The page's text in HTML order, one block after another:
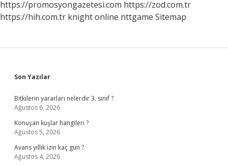
https://promosyongazetesi.com https://zod.com.tr
https://hih.com.tr knight online nttgame Sitemap
Sidebar
Son Yazılar
Bitkilerin yararları nelerdir 3. sınıf ?
Ağustos 6, 2026
Konuşan kuşlar hangileri ?
Ağustos 5, 2026
Avans yıllık izin kaç gün ?
Ağustos 4, 2026